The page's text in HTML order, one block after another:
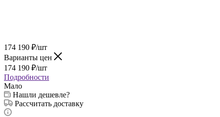
174 190 ₽/шт
Варианты цен
174 190 ₽/шт
Подробности
Мало
Нашли дешевле?
Рассчитать доставку